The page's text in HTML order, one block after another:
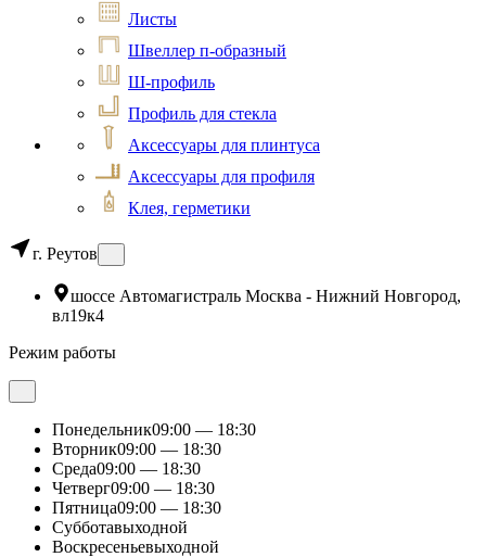
Листы
Швеллер п-образный
Ш-профиль
Профиль для стекла
Аксессуары для плинтуса
Аксессуары для профиля
Клея, герметики
г. Реутов
шоссе Автомагистраль Москва - Нижний Новгород,
вл19к4
Режим работы
Понедельник09:00 — 18:30
Вторник09:00 — 18:30
Среда09:00 — 18:30
Четверг09:00 — 18:30
Пятница09:00 — 18:30
Субботавыходной
Воскресеньевыходной